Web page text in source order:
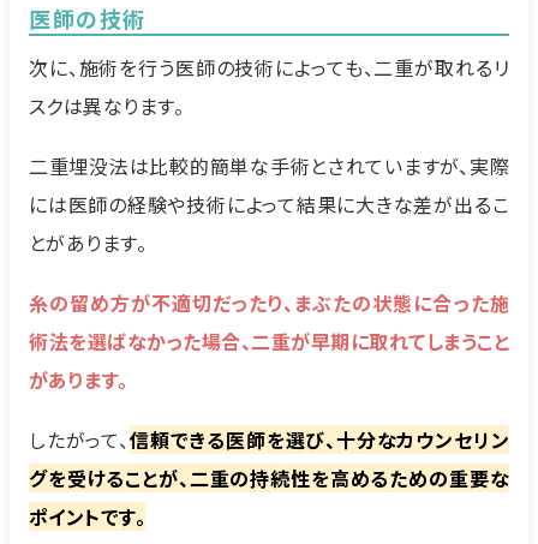
医師の技術
次に、施術を行う医師の技術によっても、二重が取れるリ
スクは異なります。
二重埋没法は比較的簡単な手術とされていますが、実際
には医師の経験や技術によって結果に大きな差が出るこ
とがあります。
糸の留め方が不適切だったり、まぶたの状態に合った施
術法を選ばなかった場合、二重が早期に取れてしまうこと
があります。
したがって、信頼できる医師を選び、十分なカウンセリン
グを受けることが、二重の持続性を高めるための重要な
ポイントです。